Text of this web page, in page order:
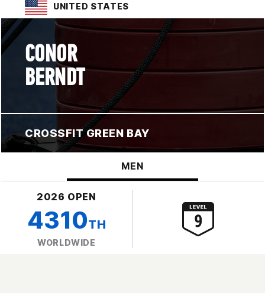
UNITED STATES
CONOR
BERNDT
CROSSFIT GREEN BAY
MEN
2026 OPEN
4310TH
WORLDWIDE